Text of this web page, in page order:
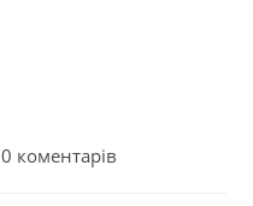
0 коментарів